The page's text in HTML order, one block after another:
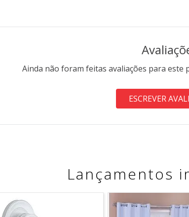
Ainda não foram feitas avaliações para este
ESCREVER
Lançamentos